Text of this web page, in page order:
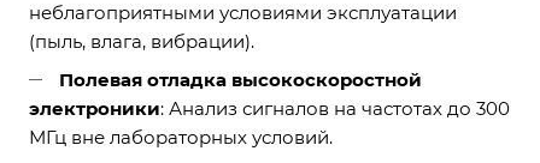
неблагоприятными условиями эксплуатации
(пыль, влага, вибрации).
Полевая отладка высокоскоростной
электроники: Анализ сигналов на частотах до 300
МГц вне лабораторных условий.